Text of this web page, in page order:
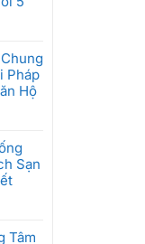
Pháp
Hộ
Sạn
Tâm